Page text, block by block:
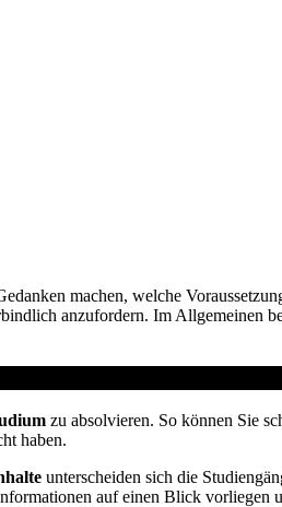
machen, welche
anzufordern. Im Allgemeinen
zu absolvieren. So können Sie
haben.
unterscheiden sich die
auf einen Blick vorliegen